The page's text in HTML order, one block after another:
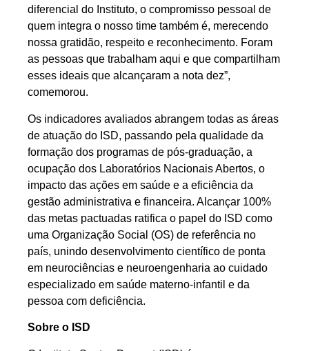
diferencial do Instituto, o compromisso pessoal de
quem integra o nosso time também é, merecendo
nossa gratidão, respeito e reconhecimento. Foram
as pessoas que trabalham aqui e que compartilham
esses ideais que alcançaram a nota dez”,
comemorou.
Os indicadores avaliados abrangem todas as áreas
de atuação do ISD, passando pela qualidade da
formação dos programas de pós-graduação, a
ocupação dos Laboratórios Nacionais Abertos, o
impacto das ações em saúde e a eficiência da
gestão administrativa e financeira. Alcançar 100%
das metas pactuadas ratifica o papel do ISD como
uma Organização Social (OS) de referência no
país, unindo desenvolvimento científico de ponta
em neurociências e neuroengenharia ao cuidado
especializado em saúde materno-infantil e da
pessoa com deficiência.
Sobre o ISD